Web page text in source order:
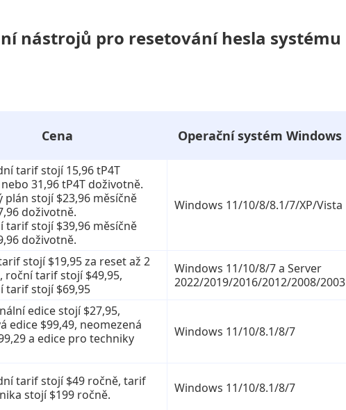
nástrojů pro resetování hesla systému
Cena Operační systém Windows
tarif stojí 15,96 tP4T
31,96 tP4T doživotně.
plán stojí $23,96 měsíčně
doživotně.
tarif stojí $39,96 měsíčně
doživotně.
Windows 11/10/8/8.1/7/XP/Vista
stojí $19,95 za reset až 2
roční tarif stojí $49,95,
tarif stojí $69,95
Windows 11/10/8/7 a Server
2022/2019/2016/2012/2008/2003
edice stojí $27,95,
edice $99,49, neomezená
a edice pro techniky
Windows 11/10/8.1/8/7
tarif stojí $49 ročně, tarif
stojí $199 ročně.
Windows 11/10/8.1/8/7